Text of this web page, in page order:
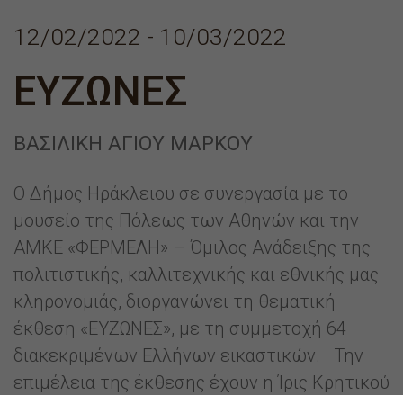
12/02/2022 - 10/03/2022
ΕΥΖΩΝΕΣ
ΒΑΣΙΛΙΚΉ ΑΓΊΟΥ ΜΆΡΚΟΥ
Ο Δήμος Ηράκλειου σε συνεργασία με το
μουσείο της Πόλεως των Αθηνών και την
ΑΜΚΕ «ΦΕΡΜΕΛΗ» – Όμιλος Ανάδειξης της
πολιτιστικής, καλλιτεχνικής και εθνικής μας
κληρονομιάς, διοργανώνει τη θεματική
έκθεση «ΕΥΖΩΝΕΣ», με τη συμμετοχή 64
διακεκριμένων Ελλήνων εικαστικών. Την
επιμέλεια της έκθεσης έχουν η Ίρις Κρητικού